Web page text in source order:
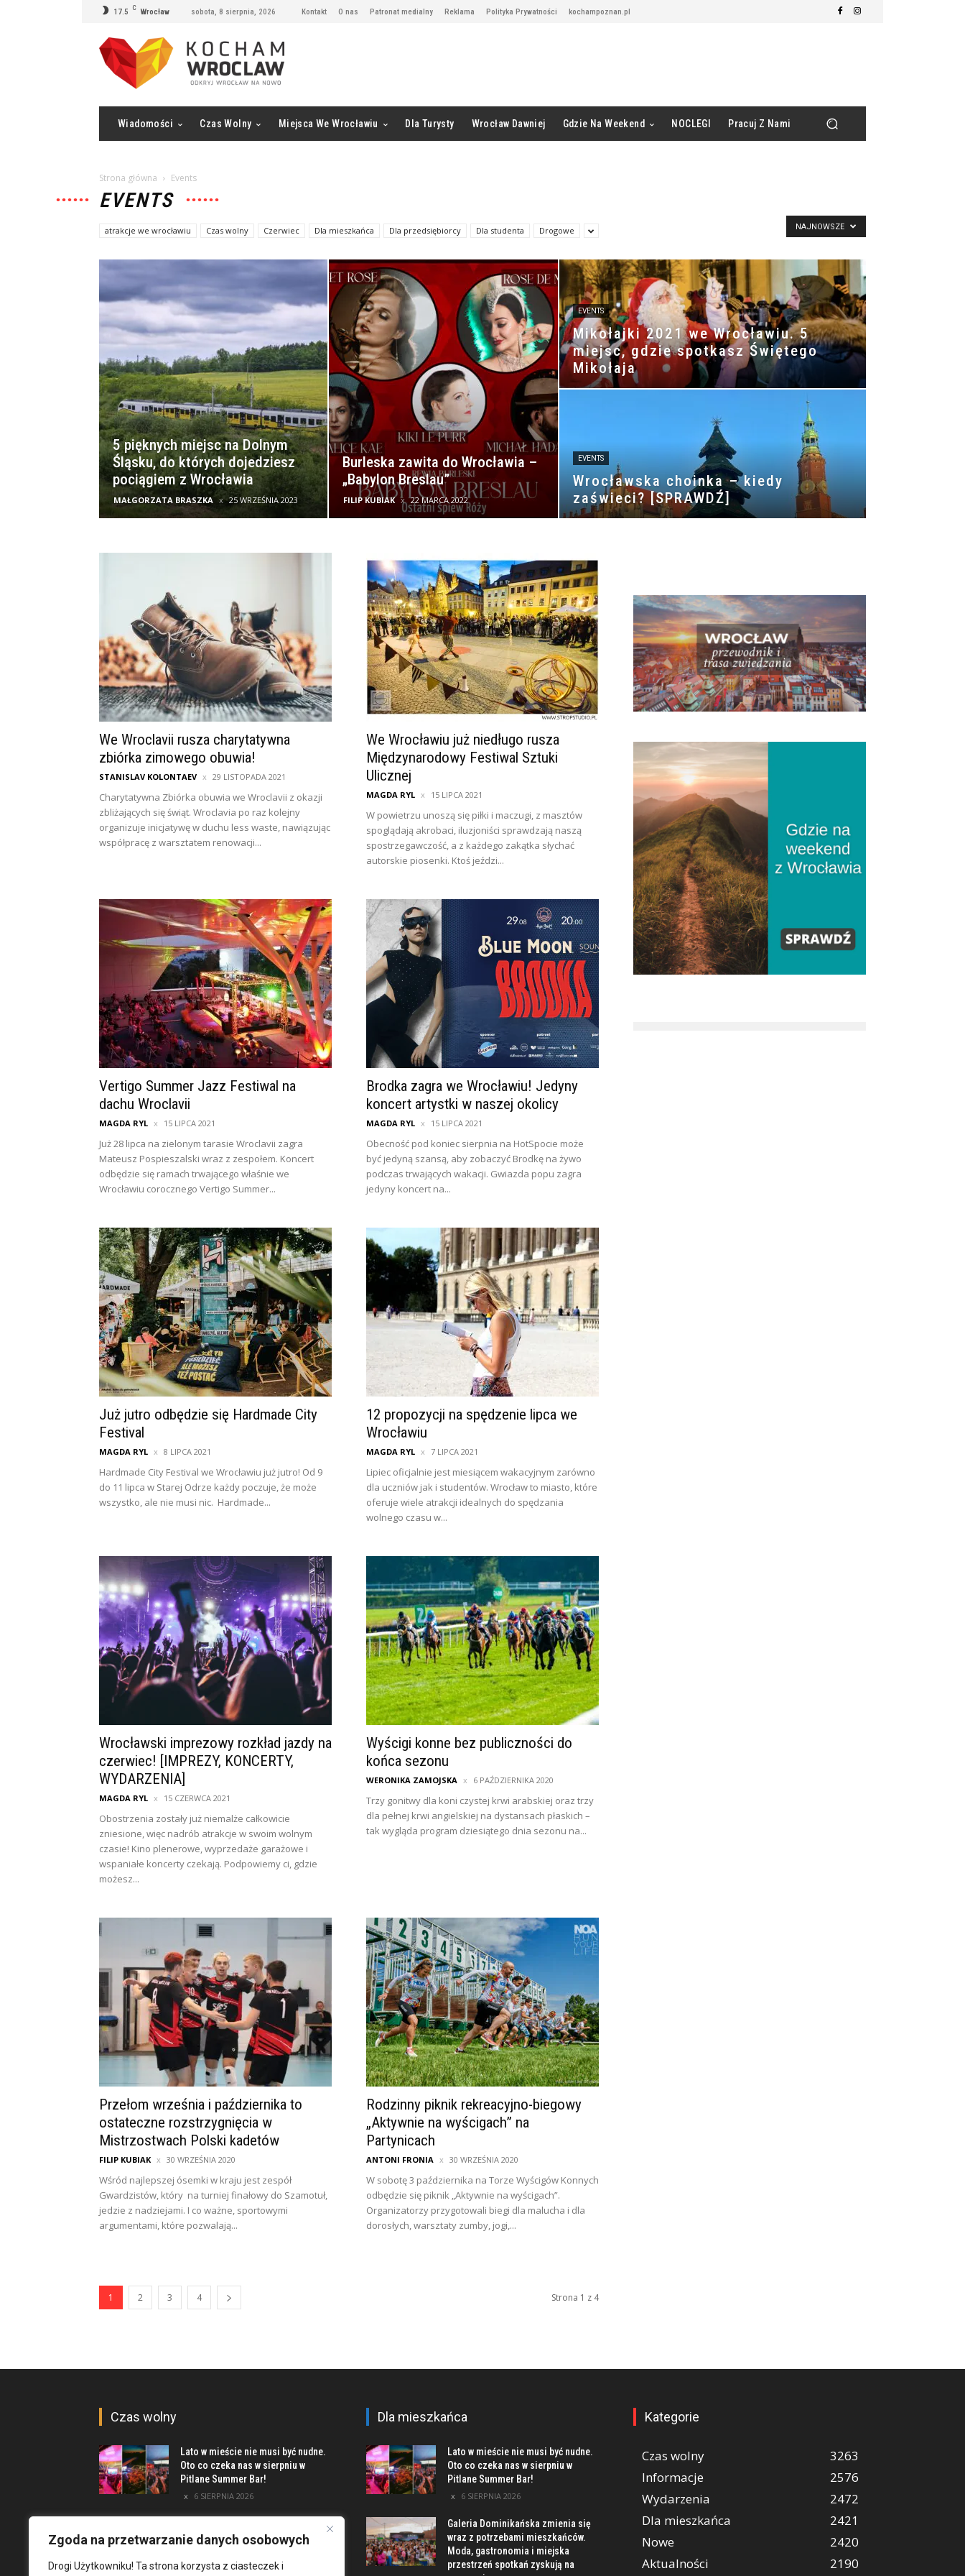
Zgoda na przetwarzanie danych osobowych
Drogi Użytkowniku! Ta strona korzysta z ciasteczek i
17.5 C Wrocław sobota, 8 sierpnia, 2026 Kontakt O nas Patronat medialny Reklama Polityka Prywatności kochampoznan.pl
Wiadomości Czas Wolny Miejsca We Wrocławiu Dla Turysty Wrocław Dawniej Gdzie Na Weekend NOCLEGI Pracuj Z Nami
Strona główna Events
EVENTS
atrakcje we wrocławiu Czas wolny Czerwiec Dla mieszkańca Dla przedsiębiorcy Dla studenta Drogowe NAJNOWSZE
5 pięknych miejsc na Dolnym
Śląsku, do których dojedziesz
pociągiem z Wrocławia
MAŁGORZATA BRASZKA 25 WRZEŚNIA 2023
Burleska zawita do Wrocławia –
„Babylon Breslau”
FILIP KUBIAK 22 MARCA 2022
EVENTS
Mikołajki 2021 we Wrocławiu. 5
miejsc, gdzie spotkasz Świętego
Mikołaja
EVENTS
Wrocławska choinka – kiedy
zaświeci? [SPRAWDŹ]
We Wroclavii rusza charytatywna
zbiórka zimowego obuwia!
STANISLAV KOLONTAEV 29 LISTOPADA 2021
Charytatywna Zbiórka obuwia we Wroclavii z okazji
zbliżających się świąt. Wroclavia po raz kolejny
organizuje inicjatywę w duchu less waste, nawiązując
współpracę z warsztatem renowacji...
We Wrocławiu już niedługo rusza
Międzynarodowy Festiwal Sztuki
Ulicznej
MAGDA RYL 15 LIPCA 2021
W powietrzu unoszą się piłki i maczugi, z masztów
spoglądają akrobaci, iluzjoniści sprawdzają naszą
spostrzegawczość, a z każdego zakątka słychać
autorskie piosenki. Ktoś jeździ...
Vertigo Summer Jazz Festiwal na
dachu Wroclavii
MAGDA RYL 15 LIPCA 2021
Już 28 lipca na zielonym tarasie Wroclavii zagra
Mateusz Pospieszalski wraz z zespołem. Koncert
odbędzie się ramach trwającego właśnie we
Wrocławiu corocznego Vertigo Summer...
Brodka zagra we Wrocławiu! Jedyny
koncert artystki w naszej okolicy
MAGDA RYL 15 LIPCA 2021
Obecność pod koniec sierpnia na HotSpocie może
być jedyną szansą, aby zobaczyć Brodkę na żywo
podczas trwających wakacji. Gwiazda popu zagra
jedyny koncert na...
Już jutro odbędzie się Hardmade City
Festival
MAGDA RYL 8 LIPCA 2021
Hardmade City Festival we Wrocławiu już jutro! Od 9
do 11 lipca w Starej Odrze każdy poczuje, że może
wszystko, ale nie musi nic. Hardmade...
12 propozycji na spędzenie lipca we
Wrocławiu
MAGDA RYL 7 LIPCA 2021
Lipiec oficjalnie jest miesiącem wakacyjnym zarówno
dla uczniów jak i studentów. Wrocław to miasto, które
oferuje wiele atrakcji idealnych do spędzania
wolnego czasu w...
Wrocławski imprezowy rozkład jazdy na
czerwiec! [IMPREZY, KONCERTY,
WYDARZENIA]
MAGDA RYL 15 CZERWCA 2021
Obostrzenia zostały już niemalże całkowicie
zniesione, więc nadrób atrakcje w swoim wolnym
czasie! Kino plenerowe, wyprzedaże garażowe i
wspaniałe koncerty czekają. Podpowiemy ci, gdzie
możesz...
Wyścigi konne bez publiczności do
końca sezonu
WERONIKA ZAMOJSKA 6 PAŹDZIERNIKA 2020
Trzy gonitwy dla koni czystej krwi arabskiej oraz trzy
dla pełnej krwi angielskiej na dystansach płaskich –
tak wygląda program dziesiątego dnia sezonu na...
Przełom września i października to
ostateczne rozstrzygnięcia w
Mistrzostwach Polski kadetów
FILIP KUBIAK 30 WRZEŚNIA 2020
Wśród najlepszej ósemki w kraju jest zespół
Gwardzistów, który na turniej finałowy do Szamotuł,
jedzie z nadziejami. I co ważne, sportowymi
argumentami, które pozwalają...
Rodzinny piknik rekreacyjno-biegowy
„Aktywnie na wyścigach” na
Partynicach
ANTONI FRONIA 30 WRZEŚNIA 2020
W sobotę 3 października na Torze Wyścigów Konnych
odbędzie się piknik „Aktywnie na wyścigach”.
Organizatorzy przygotowali biegi dla malucha i dla
dorosłych, warsztaty zumby, jogi,...
1 2 3 4 Strona 1 z 4
Czas wolny
Lato w mieście nie musi być nudne.
Oto co czeka nas w sierpniu w
Pitlane Summer Bar!
6 SIERPNIA 2026
Mieszkania i Lofty podczas eventu
w Marinie Kleczków
5 SIERPNIA 2026
Dla mieszkańca
Lato w mieście nie musi być nudne.
Oto co czeka nas w sierpniu w
Pitlane Summer Bar!
6 SIERPNIA 2026
Galeria Dominikańska zmienia się
wraz z potrzebami mieszkańców.
Moda, gastronomia i miejska
przestrzeń spotkań zyskują na
Kategorie
Czas wolny
3263
Informacje
2576
Wydarzenia
2472
Dla mieszkańca
2421
Nowe
2420
Aktualności
2190